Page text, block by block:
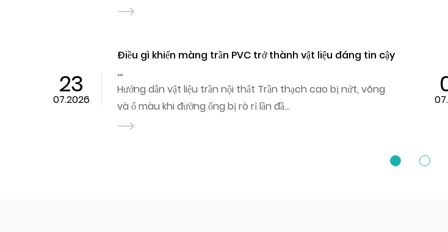
09
07.2026
Cách chọn vải bạt PVC cho các ứng dụng che phủ ngoài
Vải bạt PVC là loại vải được tráng phủ được chế tạo bằng cách
liên kết nhựa PVC với nền polyeste...